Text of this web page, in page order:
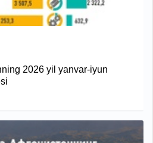
2026 yil yanvar-iyun